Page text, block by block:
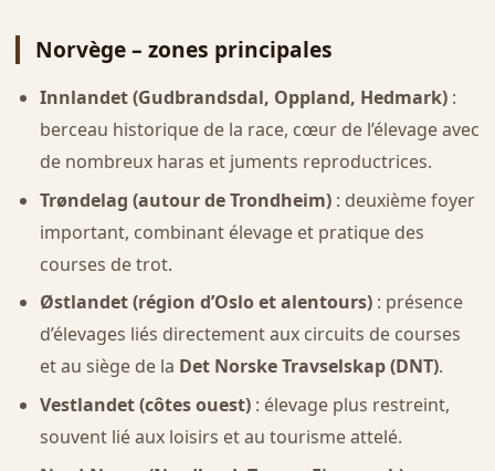
Norvège – zones principales
Innlandet (Gudbrandsdal, Oppland, Hedmark):
berceau historique de la race, cœur de l’élevage avec
de nombreux haras et juments reproductrices.
Trøndelag (autour de Trondheim): deuxième foyer
important, combinant élevage et pratique des
courses de trot.
Østlandet (région d’Oslo et alentours): présence
d’élevages liés directement aux circuits de courses
et au siège de la Det Norske Travselskap (DNT).
Vestlandet (côtes ouest): élevage plus restreint,
souvent lié aux loisirs et au tourisme attelé.